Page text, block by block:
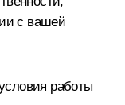
с вашей
работы